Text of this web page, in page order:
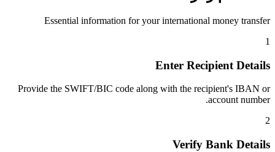
Essential information for your international money transfer
1
Enter Recipient Details
Provide the SWIFT/BIC code along with the recipient's IBAN or
account number.
2
Verify Bank Details